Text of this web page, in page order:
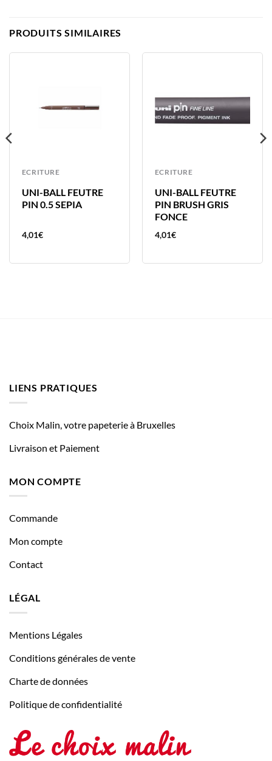
PRODUITS SIMILAIRES
ECRITURE
UNI-BALL FEUTRE
PIN 0.5 SEPIA
4,01€
ECRITURE
UNI-BALL FEUTRE
PIN BRUSH GRIS
FONCE
4,01€
LIENS PRATIQUES
Choix Malin, votre papeterie à Bruxelles
Livraison et Paiement
MON COMPTE
Commande
Mon compte
Contact
LÉGAL
Mentions Légales
Conditions générales de vente
Charte de données
Politique de confidentialité